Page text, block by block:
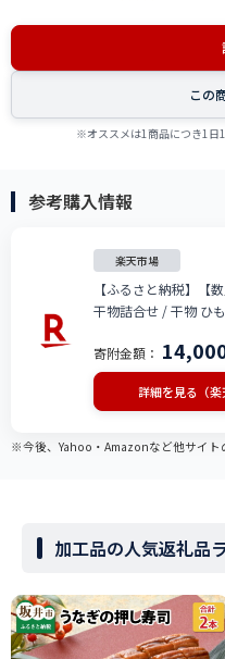
この
※オススメは1商品につき1日
参考購入情報
楽天市場
【ふるさと納税】【
干物詰合せ / 干物 ひ
寄附金額：
詳細を見る（楽
※今後、Yahoo・Amazonなど他サイト
加工品の人気返礼品